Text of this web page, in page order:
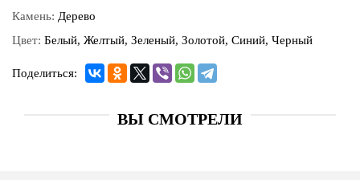
Камень: Дерево
Цвет: Белый, Желтый, Зеленый, Золотой, Синий, Черный
Поделиться:
ВЫ СМОТРЕЛИ